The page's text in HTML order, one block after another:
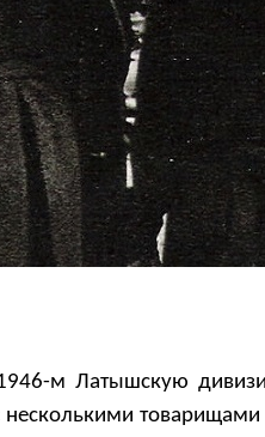
м Латышскую
несколькими